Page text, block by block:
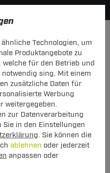
Technologien, um
Produktangebote zu
welche für den Betrieb und
sing. Mit einem
zusätzliche Daten für
Werbung
weitergegeben.
zur Datenverarbeitung
in den Einstellungen
. Sie können die
ablehnen oder jederzeit
anpassen oder
Sie und andere in Ihrer
unbeschwertes
3